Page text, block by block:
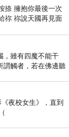
章一 用正然
吐式恩人垂
是步的艱鄉
的守木情此
；的腸美犧
了，的，祖
不下起血又
是》記個什
這瓶遺恩愛
捺 擁抱你最後一次
祢 祢說天國再見面
，雖有四魔不能干
謂觸者，若在佛邊聽
夜校女生》，直到